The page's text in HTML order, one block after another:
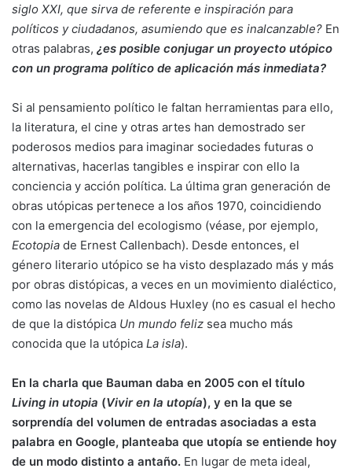
siglo XXI, que sirva de referente e inspiración para
políticos y ciudadanos, asumiendo que es inalcanzable? En
otras palabras, ¿es posible conjugar un proyecto utópico
con un programa político de aplicación más inmediata?
Si al pensamiento político le faltan herramientas para ello,
la literatura, el cine y otras artes han demostrado ser
poderosos medios para imaginar sociedades futuras o
alternativas, hacerlas tangibles e inspirar con ello la
conciencia y acción política. La última gran generación de
obras utópicas pertenece a los años 1970, coincidiendo
con la emergencia del ecologismo (véase, por ejemplo,
Ecotopia de Ernest Callenbach). Desde entonces, el
género literario utópico se ha visto desplazado más y más
por obras distópicas, a veces en un movimiento dialéctico,
como las novelas de Aldous Huxley (no es casual el hecho
de que la distópica Un mundo feliz sea mucho más
conocida que la utópica La isla).
En la charla que Bauman daba en 2005 con el título
Living in utopia (Vivir en la utopía), y en la que se
sorprendía del volumen de entradas asociadas a esta
palabra en Google, planteaba que utopía se entiende hoy
de un modo distinto a antaño. En lugar de meta ideal,